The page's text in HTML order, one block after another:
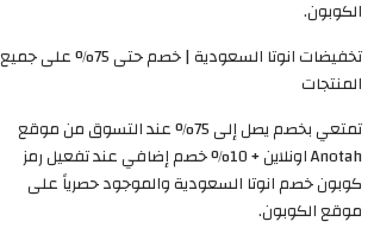
الكوبون.
تخفيضات انوتا السعودية | خصم حتى 75% على جميع
المنتجات
تمتعي بخصم يصل إلى 75% عند التسوق من موقع
Anotah اونلاين + 10% خصم إضافي عند تفعيل رمز
كوبون خصم انوتا السعودية والموجود حصرياً على
موقع الكوبون.